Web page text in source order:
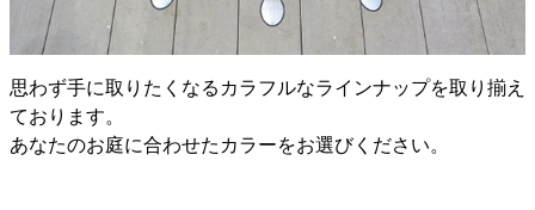
思わず手に取りたくなるカラフルなラインナップを取り揃え
ております。
あなたのお庭に合わせたカラーをお選びください。